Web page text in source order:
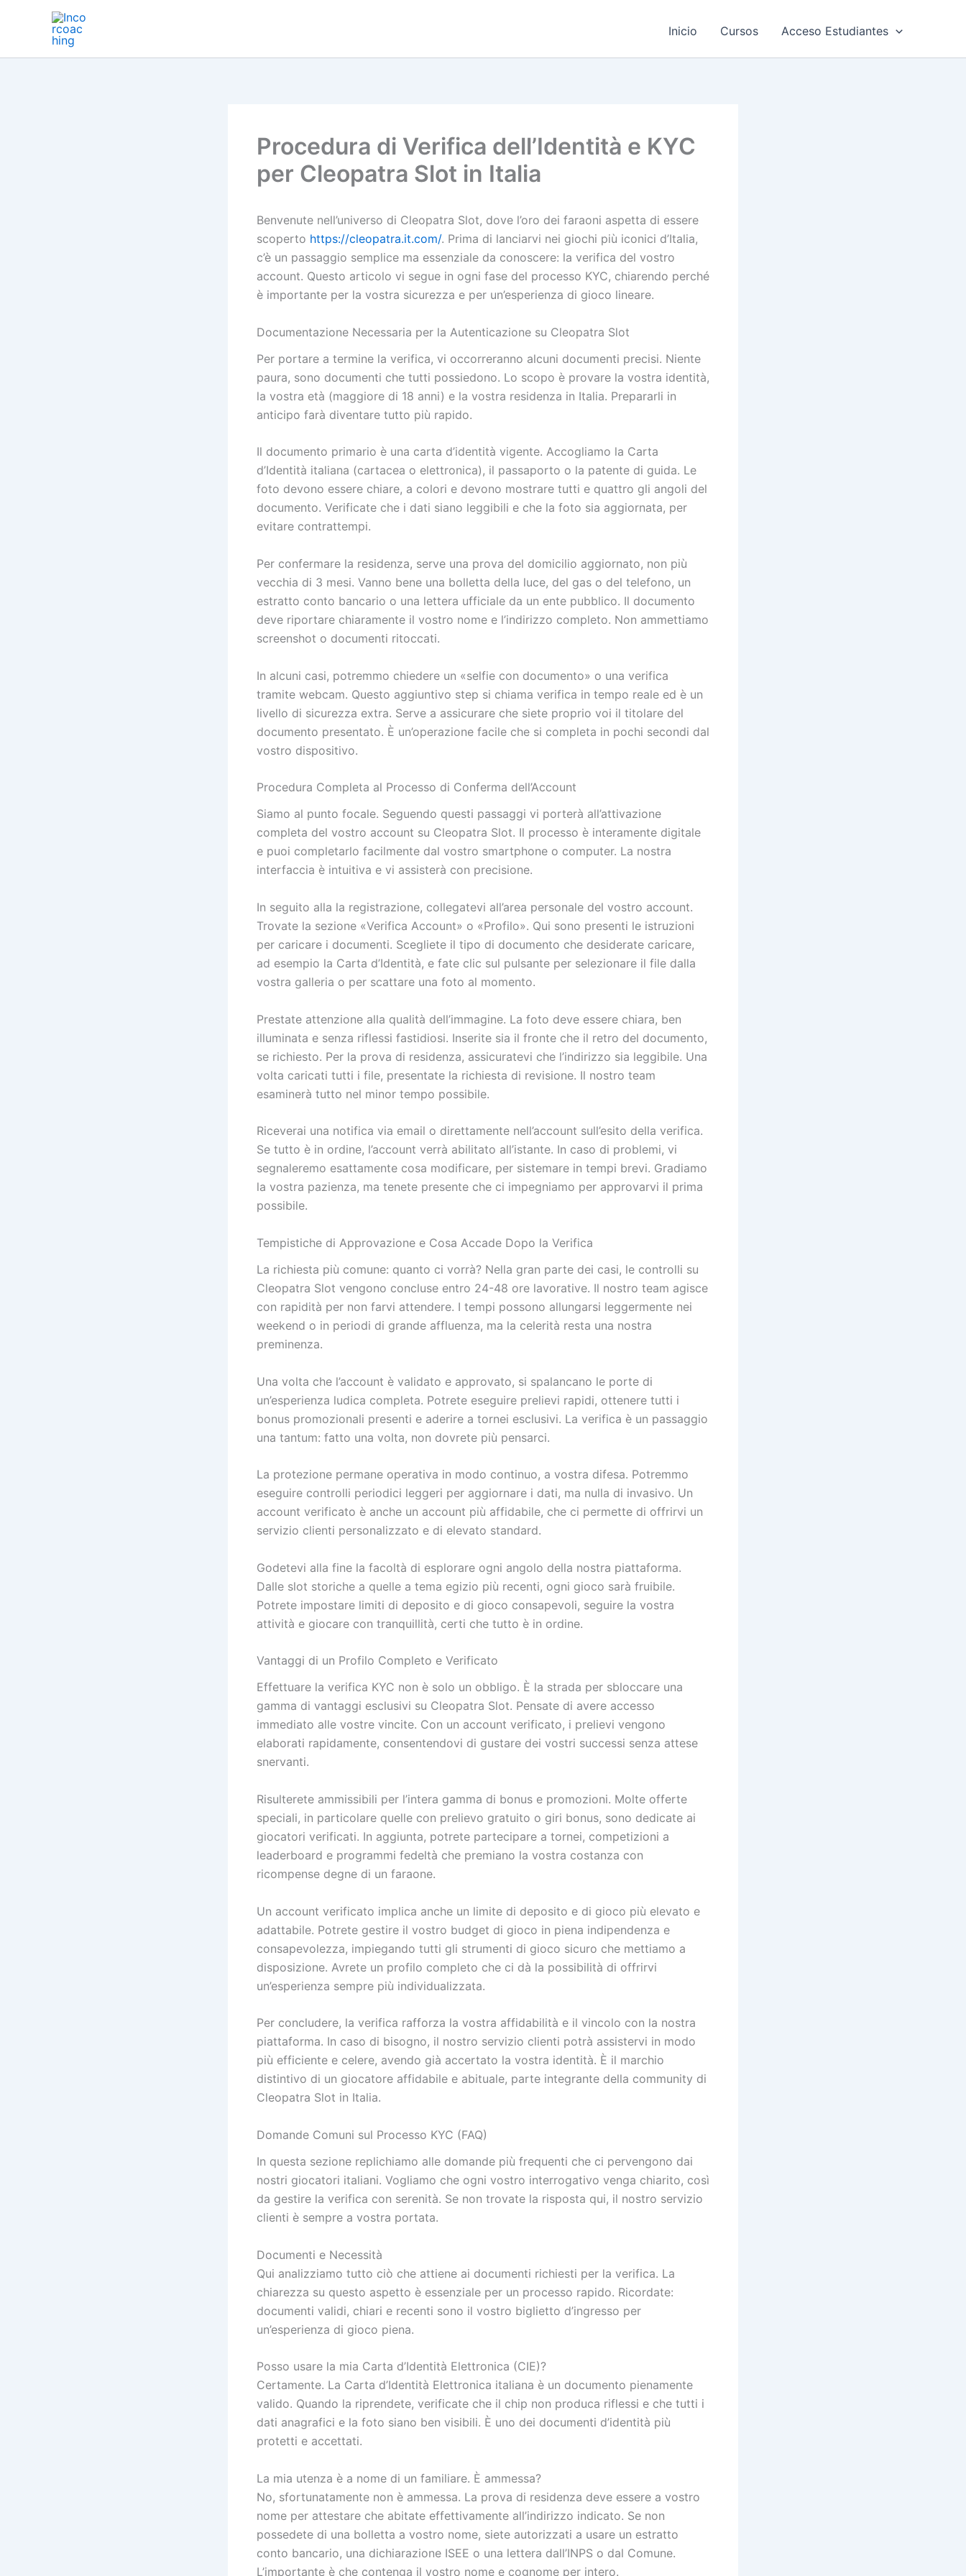
contenido
Inicio Cursos Acceso Estudiantes
Procedura di Verifica dell’Identità e KYC
per Cleopatra Slot in Italia
Benvenute nell’universo di Cleopatra Slot, dove l’oro dei faraoni aspetta di essere
scoperto https://cleopatra.it.com/. Prima di lanciarvi nei giochi più iconici d’Italia,
c’è un passaggio semplice ma essenziale da conoscere: la verifica del vostro
account. Questo articolo vi segue in ogni fase del processo KYC, chiarendo perché
è importante per la vostra sicurezza e per un’esperienza di gioco lineare.
Documentazione Necessaria per la Autenticazione su Cleopatra Slot
Per portare a termine la verifica, vi occorreranno alcuni documenti precisi. Niente
paura, sono documenti che tutti possiedono. Lo scopo è provare la vostra identità,
la vostra età (maggiore di 18 anni) e la vostra residenza in Italia. Prepararli in
anticipo farà diventare tutto più rapido.
Il documento primario è una carta d’identità vigente. Accogliamo la Carta
d’Identità italiana (cartacea o elettronica), il passaporto o la patente di guida. Le
foto devono essere chiare, a colori e devono mostrare tutti e quattro gli angoli del
documento. Verificate che i dati siano leggibili e che la foto sia aggiornata, per
evitare contrattempi.
Per confermare la residenza, serve una prova del domicilio aggiornato, non più
vecchia di 3 mesi. Vanno bene una bolletta della luce, del gas o del telefono, un
estratto conto bancario o una lettera ufficiale da un ente pubblico. Il documento
deve riportare chiaramente il vostro nome e l’indirizzo completo. Non ammettiamo
screenshot o documenti ritoccati.
In alcuni casi, potremmo chiedere un «selfie con documento» o una verifica
tramite webcam. Questo aggiuntivo step si chiama verifica in tempo reale ed è un
livello di sicurezza extra. Serve a assicurare che siete proprio voi il titolare del
documento presentato. È un’operazione facile che si completa in pochi secondi dal
vostro dispositivo.
Procedura Completa al Processo di Conferma dell’Account
Siamo al punto focale. Seguendo questi passaggi vi porterà all’attivazione
completa del vostro account su Cleopatra Slot. Il processo è interamente digitale
e puoi completarlo facilmente dal vostro smartphone o computer. La nostra
interfaccia è intuitiva e vi assisterà con precisione.
In seguito alla la registrazione, collegatevi all’area personale del vostro account.
Trovate la sezione «Verifica Account» o «Profilo». Qui sono presenti le istruzioni
per caricare i documenti. Scegliete il tipo di documento che desiderate caricare,
ad esempio la Carta d’Identità, e fate clic sul pulsante per selezionare il file dalla
vostra galleria o per scattare una foto al momento.
Prestate attenzione alla qualità dell’immagine. La foto deve essere chiara, ben
illuminata e senza riflessi fastidiosi. Inserite sia il fronte che il retro del documento,
se richiesto. Per la prova di residenza, assicuratevi che l’indirizzo sia leggibile. Una
volta caricati tutti i file, presentate la richiesta di revisione. Il nostro team
esaminerà tutto nel minor tempo possibile.
Riceverai una notifica via email o direttamente nell’account sull’esito della verifica.
Se tutto è in ordine, l’account verrà abilitato all’istante. In caso di problemi, vi
segnaleremo esattamente cosa modificare, per sistemare in tempi brevi. Gradiamo
la vostra pazienza, ma tenete presente che ci impegniamo per approvarvi il prima
possibile.
Tempistiche di Approvazione e Cosa Accade Dopo la Verifica
La richiesta più comune: quanto ci vorrà? Nella gran parte dei casi, le controlli su
Cleopatra Slot vengono concluse entro 24-48 ore lavorative. Il nostro team agisce
con rapidità per non farvi attendere. I tempi possono allungarsi leggermente nei
weekend o in periodi di grande affluenza, ma la celerità resta una nostra
preminenza.
Una volta che l’account è validato e approvato, si spalancano le porte di
un’esperienza ludica completa. Potrete eseguire prelievi rapidi, ottenere tutti i
bonus promozionali presenti e aderire a tornei esclusivi. La verifica è un passaggio
una tantum: fatto una volta, non dovrete più pensarci.
La protezione permane operativa in modo continuo, a vostra difesa. Potremmo
eseguire controlli periodici leggeri per aggiornare i dati, ma nulla di invasivo. Un
account verificato è anche un account più affidabile, che ci permette di offrirvi un
servizio clienti personalizzato e di elevato standard.
Godetevi alla fine la facoltà di esplorare ogni angolo della nostra piattaforma.
Dalle slot storiche a quelle a tema egizio più recenti, ogni gioco sarà fruibile.
Potrete impostare limiti di deposito e di gioco consapevoli, seguire la vostra
attività e giocare con tranquillità, certi che tutto è in ordine.
Vantaggi di un Profilo Completo e Verificato
Effettuare la verifica KYC non è solo un obbligo. È la strada per sbloccare una
gamma di vantaggi esclusivi su Cleopatra Slot. Pensate di avere accesso
immediato alle vostre vincite. Con un account verificato, i prelievi vengono
elaborati rapidamente, consentendovi di gustare dei vostri successi senza attese
snervanti.
Risulterete ammissibili per l’intera gamma di bonus e promozioni. Molte offerte
speciali, in particolare quelle con prelievo gratuito o giri bonus, sono dedicate ai
giocatori verificati. In aggiunta, potrete partecipare a tornei, competizioni a
leaderboard e programmi fedeltà che premiano la vostra costanza con
ricompense degne di un faraone.
Un account verificato implica anche un limite di deposito e di gioco più elevato e
adattabile. Potrete gestire il vostro budget di gioco in piena indipendenza e
consapevolezza, impiegando tutti gli strumenti di gioco sicuro che mettiamo a
disposizione. Avrete un profilo completo che ci dà la possibilità di offrirvi
un’esperienza sempre più individualizzata.
Per concludere, la verifica rafforza la vostra affidabilità e il vincolo con la nostra
piattaforma. In caso di bisogno, il nostro servizio clienti potrà assistervi in modo
più efficiente e celere, avendo già accertato la vostra identità. È il marchio
distintivo di un giocatore affidabile e abituale, parte integrante della community di
Cleopatra Slot in Italia.
Domande Comuni sul Processo KYC (FAQ)
In questa sezione replichiamo alle domande più frequenti che ci pervengono dai
nostri giocatori italiani. Vogliamo che ogni vostro interrogativo venga chiarito, così
da gestire la verifica con serenità. Se non trovate la risposta qui, il nostro servizio
clienti è sempre a vostra portata.
Documenti e Necessità
Qui analizziamo tutto ciò che attiene ai documenti richiesti per la verifica. La
chiarezza su questo aspetto è essenziale per un processo rapido. Ricordate:
documenti validi, chiari e recenti sono il vostro biglietto d’ingresso per
un’esperienza di gioco piena.
Posso usare la mia Carta d’Identità Elettronica (CIE)?
Certamente. La Carta d’Identità Elettronica italiana è un documento pienamente
valido. Quando la riprendete, verificate che il chip non produca riflessi e che tutti i
dati anagrafici e la foto siano ben visibili. È uno dei documenti d’identità più
protetti e accettati.
La mia utenza è a nome di un familiare. È ammessa?
No, sfortunatamente non è ammessa. La prova di residenza deve essere a vostro
nome per attestare che abitate effettivamente all’indirizzo indicato. Se non
possedete di una bolletta a vostro nome, siete autorizzati a usare un estratto
conto bancario, una dichiarazione ISEE o una lettera dall’INPS o dal Comune.
L’importante è che contenga il vostro nome e cognome per intero.